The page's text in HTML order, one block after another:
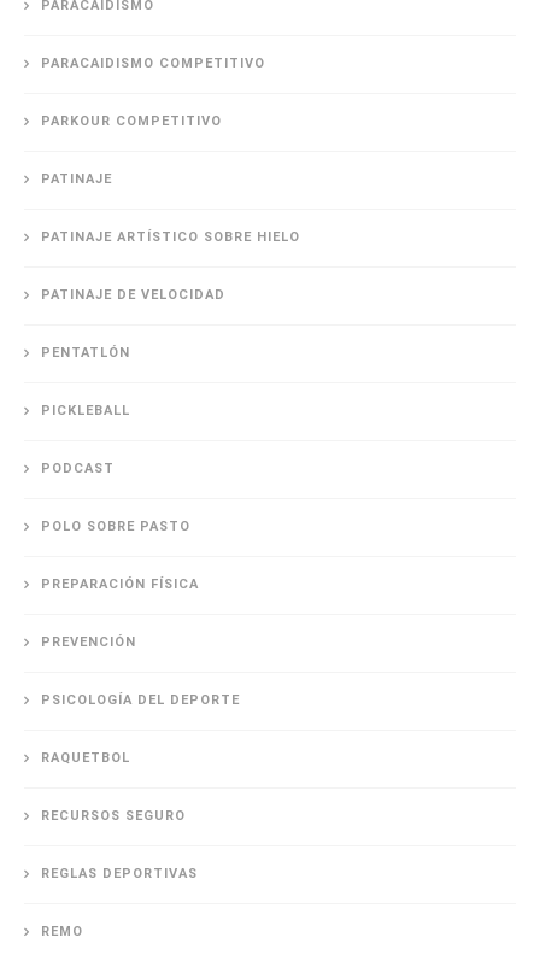
PARACAIDISMO
PARACAIDISMO COMPETITIVO
PARKOUR COMPETITIVO
PATINAJE
PATINAJE ARTÍSTICO SOBRE HIELO
PATINAJE DE VELOCIDAD
PENTATLÓN
PICKLEBALL
PODCAST
POLO SOBRE PASTO
PREPARACIÓN FÍSICA
PREVENCIÓN
PSICOLOGÍA DEL DEPORTE
RAQUETBOL
RECURSOS SEGURO
REGLAS DEPORTIVAS
REMO